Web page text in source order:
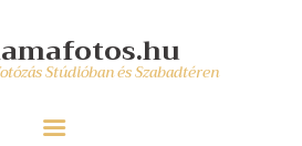
Stúdióban és Szabadtéren